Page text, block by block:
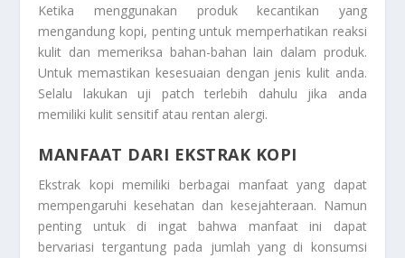
Ketika menggunakan produk kecantikan yang
mengandung kopi, penting untuk memperhatikan reaksi
kulit dan memeriksa bahan-bahan lain dalam produk.
Untuk memastikan kesesuaian dengan jenis kulit anda.
Selalu lakukan uji patch terlebih dahulu jika anda
memiliki kulit sensitif atau rentan alergi.
MANFAAT DARI EKSTRAK KOPI
Ekstrak kopi memiliki berbagai manfaat yang dapat
mempengaruhi kesehatan dan kesejahteraan. Namun
penting untuk di ingat bahwa manfaat ini dapat
bervariasi tergantung pada jumlah yang di konsumsi